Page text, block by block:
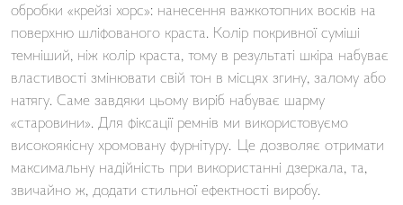
обробки «крейзі хорс»: нанесення важкотопних восків на
поверхню шліфованого краста. Колір покривної суміші
темніший, ніж колір краста, тому в результаті шкіра набуває
властивості змінювати свій тон в місцях згину, залому або
натягу. Саме завдяки цьому виріб набуває шарму
«старовини». Для фіксації ремнів ми використовуємо
високоякісну хромовану фурнітуру. Це дозволяє отримати
максимальну надійність при використанні дзеркала, та,
звичайно ж, додати стильної ефектності виробу.